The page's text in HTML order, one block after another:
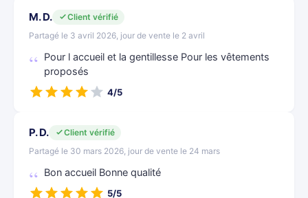
M. D.
Client vérifié
Partagé le 3 avril 2026, jour de vente le 2 avril
Pour l accueil et la gentillesse Pour les vêtements
proposés
4/5
P. D.
Client vérifié
Partagé le 30 mars 2026, jour de vente le 24 mars
Bon accueil Bonne qualité
5/5